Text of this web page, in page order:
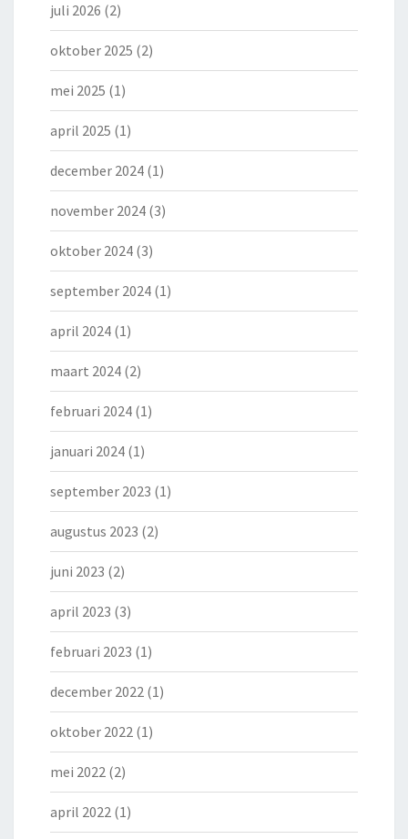
juli 2026 (2)
oktober 2025 (2)
mei 2025 (1)
april 2025 (1)
december 2024 (1)
november 2024 (3)
oktober 2024 (3)
september 2024 (1)
april 2024 (1)
maart 2024 (2)
februari 2024 (1)
januari 2024 (1)
september 2023 (1)
augustus 2023 (2)
juni 2023 (2)
april 2023 (3)
februari 2023 (1)
december 2022 (1)
oktober 2022 (1)
mei 2022 (2)
april 2022 (1)